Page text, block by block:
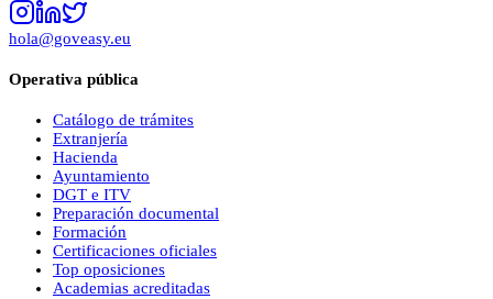
hola@goveasy.eu
Operativa pública
Catálogo de trámites
Extranjería
Hacienda
Ayuntamiento
DGT e ITV
Preparación documental
Formación
Certificaciones oficiales
Top oposiciones
Academias acreditadas